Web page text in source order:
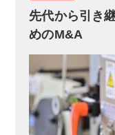
先代から引き
めのM&A